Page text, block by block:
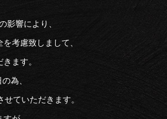
影響により、
考慮致しまして、
ます。
為、
ていただきます。